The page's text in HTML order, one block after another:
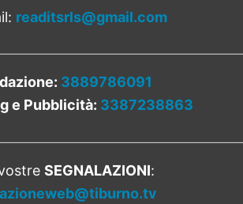
readitsrls@gmail.com
3889786091
e Pubblicità: 3387238863
SEGNALAZIONI: